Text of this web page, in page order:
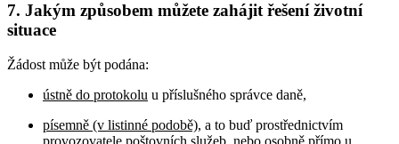
7. Jakým způsobem můžete zahájit řešení životní
situace
Žádost může být podána:
ústně do protokolu u příslušného správce daně,
písemně (v listinné podobě), a to buď prostřednictvím
provozovatele poštovních služeb, nebo osobně přímo u